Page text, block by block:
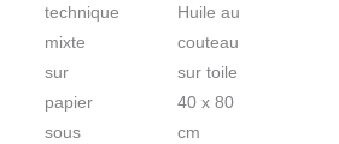
technique
mixte
sur
papier
sous
Huile au
couteau
sur toile
40 x 80
cm